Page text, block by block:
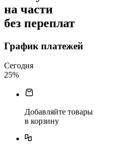
на части
без переплат
График платежей
Сегодня
25%
Добавляйте товары
в корзину